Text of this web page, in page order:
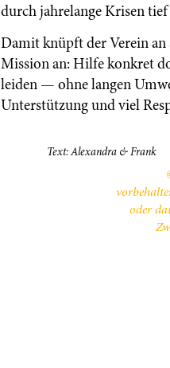
durch jahrelange Krisen
Damit knüpft der Verein an
Mission an: Hilfe konkret
leiden — ohne langen
Unterstützung und viel
Text: Alexandra & Frank
oder